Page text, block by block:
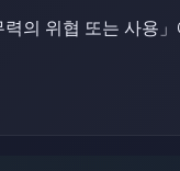
의 위협 또는 사용